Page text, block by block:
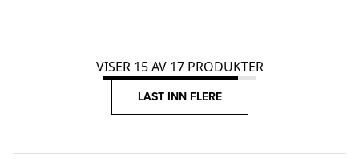
VISER 15AV 17PRODUKTER
LAST INN FLERE